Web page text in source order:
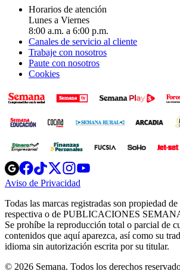
Horarios de atención
Lunes a Viernes
8:00 a.m. a 6:00 p.m.
Canales de servicio al cliente
Trabaje con nosotros
Paute con nosotros
Cookies
Opens
in
new
Opens
in
new
Opens
in
new
window
Opens
new
windowwindow
Aviso de Privacidad
new
window
Todas las marcas registradas son propiedad
respectiva o de PUBLICACIONES
Se prohíbe la reproducción total o parcial de
contenidos que aquí aparezca, así como su
idioma sin autorización escrita por su titular.
© 2026 Semana. Todos los derechos